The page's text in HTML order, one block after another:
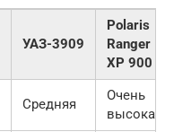
УАЗ-3909
Polaris
Ranger
XP 900
Средняя
Очень
высокая